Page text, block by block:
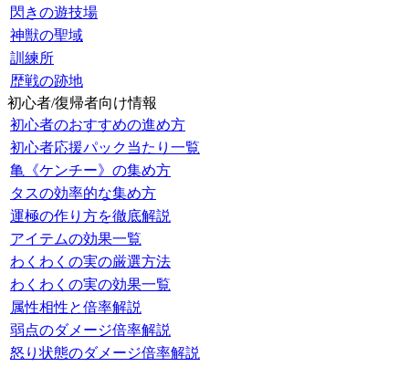
閃きの遊技場
神獣の聖域
訓練所
歴戦の跡地
初心者/復帰者向け情報
初心者のおすすめの進め方
初心者応援パック当たり一覧
亀《ケンチー》の集め方
タスの効率的な集め方
運極の作り方を徹底解説
アイテムの効果一覧
わくわくの実の厳選方法
わくわくの実の効果一覧
属性相性と倍率解説
弱点のダメージ倍率解説
怒り状態のダメージ倍率解説